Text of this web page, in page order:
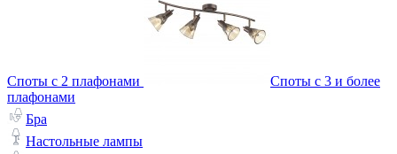
Споты с 2 плафонами
Споты с 3 и более
плафонами
Бра
Настольные лампы